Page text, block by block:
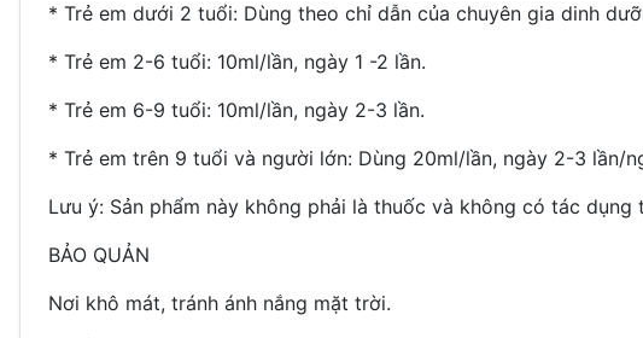
* Trẻ em dưới 2 tuổi: Dùng theo chỉ dẫn của chuyên gia dinh
* Trẻ em 2-6 tuổi: 10ml/lần, ngày 1 -2 lần.
* Trẻ em 6-9 tuổi: 10ml/lần, ngày 2-3 lần.
* Trẻ em trên 9 tuổi và người lớn: Dùng 20ml/lần, ngày 2-3 lần/
Lưu ý: Sản phẩm này không phải là thuốc và không có tác dụng
BẢO QUẢN
Nơi khô mát, tránh ánh nắng mặt trời.